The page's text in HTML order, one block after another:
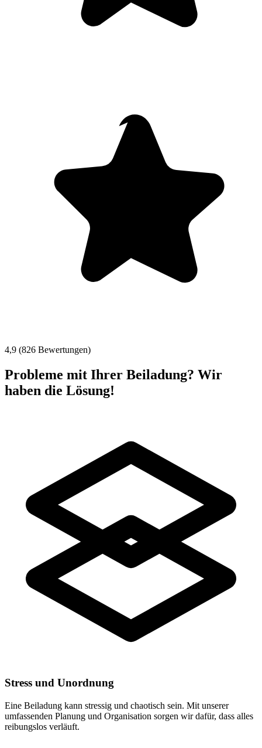
4,9 (826 Bewertungen)
Probleme mit Ihrer Beiladung? Wir
haben die Lösung!
Stress und Unordnung
Eine Beiladung kann stressig und chaotisch sein. Mit unserer
umfassenden Planung und Organisation sorgen wir dafür, dass alles
reibungslos verläuft.